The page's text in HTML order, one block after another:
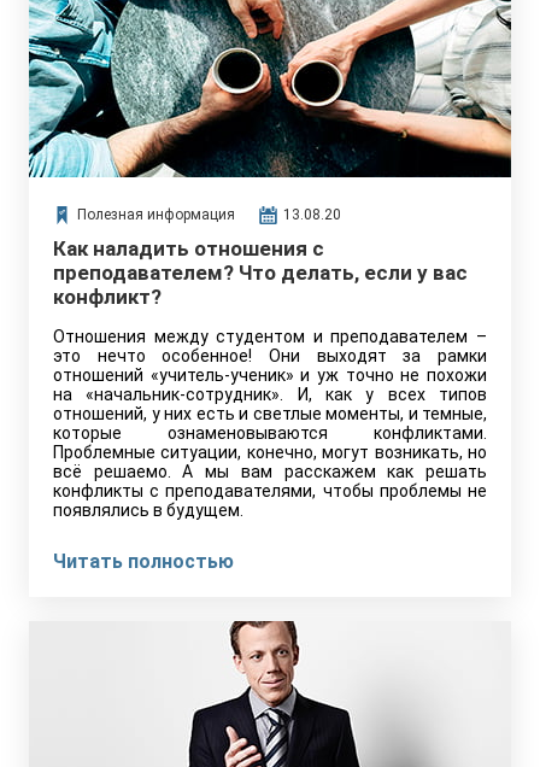
Полезная информация 13.08.20
Как наладить отношения с
преподавателем? Что делать, если у вас
конфликт?
Отношения между студентом и преподавателем –
это нечто особенное! Они выходят за рамки
отношений «учитель-ученик» и уж точно не похожи
на «начальник-сотрудник». И, как у всех типов
отношений, у них есть и светлые моменты, и темные,
которые ознаменовываются конфликтами.
Проблемные ситуации, конечно, могут возникать, но
всё решаемо. А мы вам расскажем как решать
конфликты с преподавателями, чтобы проблемы не
появлялись в будущем.
Читать полностью